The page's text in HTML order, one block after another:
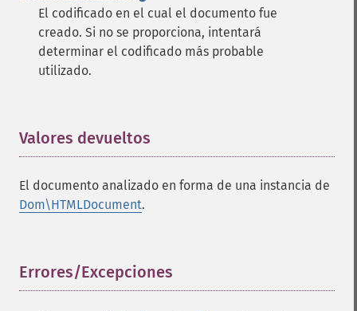
El codificado en el cual el documento fue
creado. Si no se proporciona, intentará
determinar el codificado más probable
utilizado.
Valores devueltos
El documento analizado en forma de una instancia de
Dom\HTMLDocument.
Errores/Excepciones